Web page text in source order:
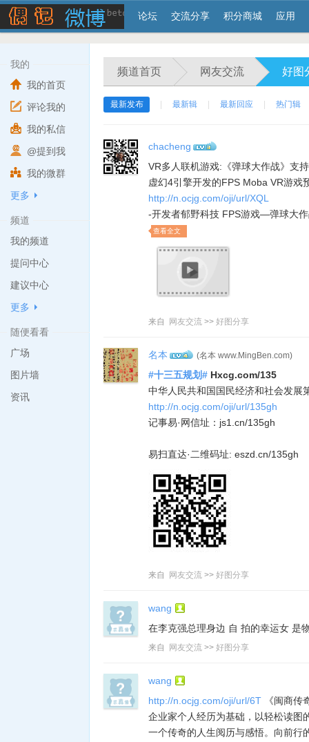
论坛 交流分享 积分商城 应用
我的
我的首页
评论我的
我的私信
@提到我
我的微群
更多
频道
我的频道
提问中心
建议中心
更多
随便看看
广场
图片墙
资讯
频道首页 网友交流 好图
最新发布 最新辑 最新回应 热门辑
chacheng
VR多人联机游戏:《弹球大作战》支
虚幻4引擎开发的FPS Moba VR游戏
http://n.ocjg.com/oji/url/XQL
-开发者郁野科技 FPS游戏—弹球大
查看全文
来自 网友交流 >> 好图分享
名本 4
(名本 www.MingBen.com)
#十三五规划# Hxcg.com/135
中华人民共和国国民经济和社会发展
http://n.ocjg.com/oji/url/135gh
记事易·网信址：js1.cn/135gh
易扫直达·二维码址: eszd.cn/135gh
来自 网友交流 >> 好图分享
wang
在李克强总理身边 自 拍的幸运女 是
来自 网友交流 >> 好图分享
wang
http://n.ocjg.com/oji/url/6T 《闽商传
企业家个人经历为基础，以轻松读图
一个传奇的人生阅历与感悟。向前行